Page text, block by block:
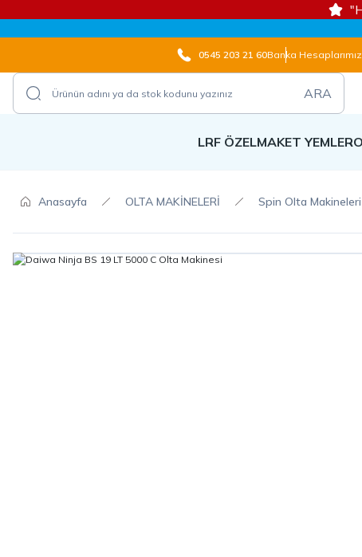
0545 203 21 60Banka Hesaplarımız
ARA
LRF ÖZELMAKET YEMLER
Anasayfa OLTA MAKİNELERİ Spin Olta Makineleri